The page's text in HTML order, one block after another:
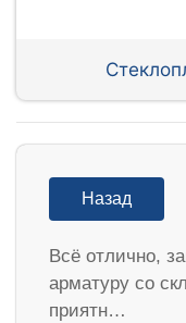
Назад
Всё отлично,
арматуру со
приятн…